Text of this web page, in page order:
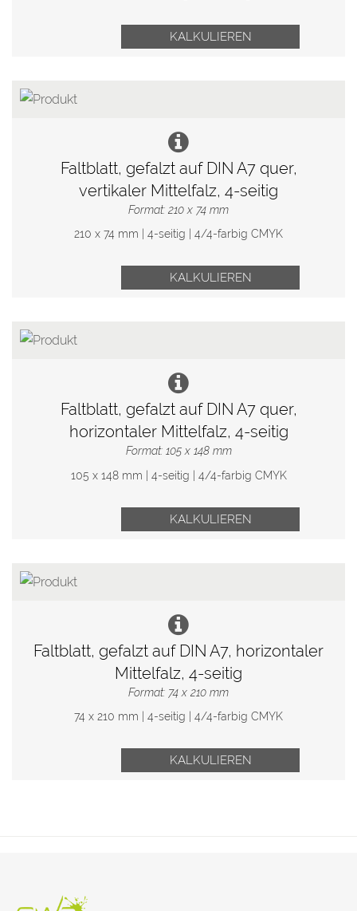
KALKULIEREN
Faltblatt, gefalzt auf DIN A7 quer,
vertikaler Mittelfalz, 4-seitig
Format: 210 x 74 mm
210 x 74 mm | 4-seitig | 4/4-farbig CMYK
KALKULIEREN
Faltblatt, gefalzt auf DIN A7 quer,
horizontaler Mittelfalz, 4-seitig
Format: 105 x 148 mm
105 x 148 mm | 4-seitig | 4/4-farbig CMYK
KALKULIEREN
Faltblatt, gefalzt auf DIN A7, horizontaler
Mittelfalz, 4-seitig
Format: 74 x 210 mm
74 x 210 mm | 4-seitig | 4/4-farbig CMYK
KALKULIEREN